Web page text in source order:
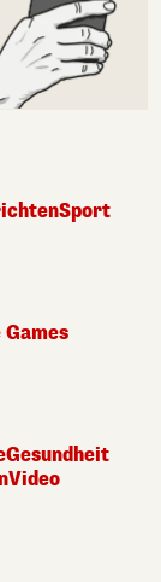
Sport
Gesundheit
Video